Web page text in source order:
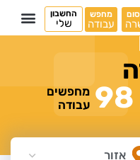
מחפש
עבודה
החשבון
שלי
98 מחפשים
עבודה